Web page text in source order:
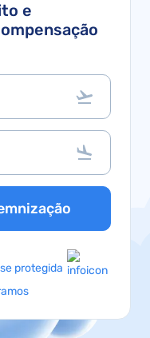
e
protegida